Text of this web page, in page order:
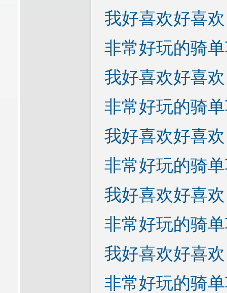
我好喜欢好喜欢
非常好玩的骑
我好喜欢好喜欢
非常好玩的骑
我好喜欢好喜欢
非常好玩的骑
我好喜欢好喜欢
非常好玩的骑
我好喜欢好喜欢
非常好玩的骑